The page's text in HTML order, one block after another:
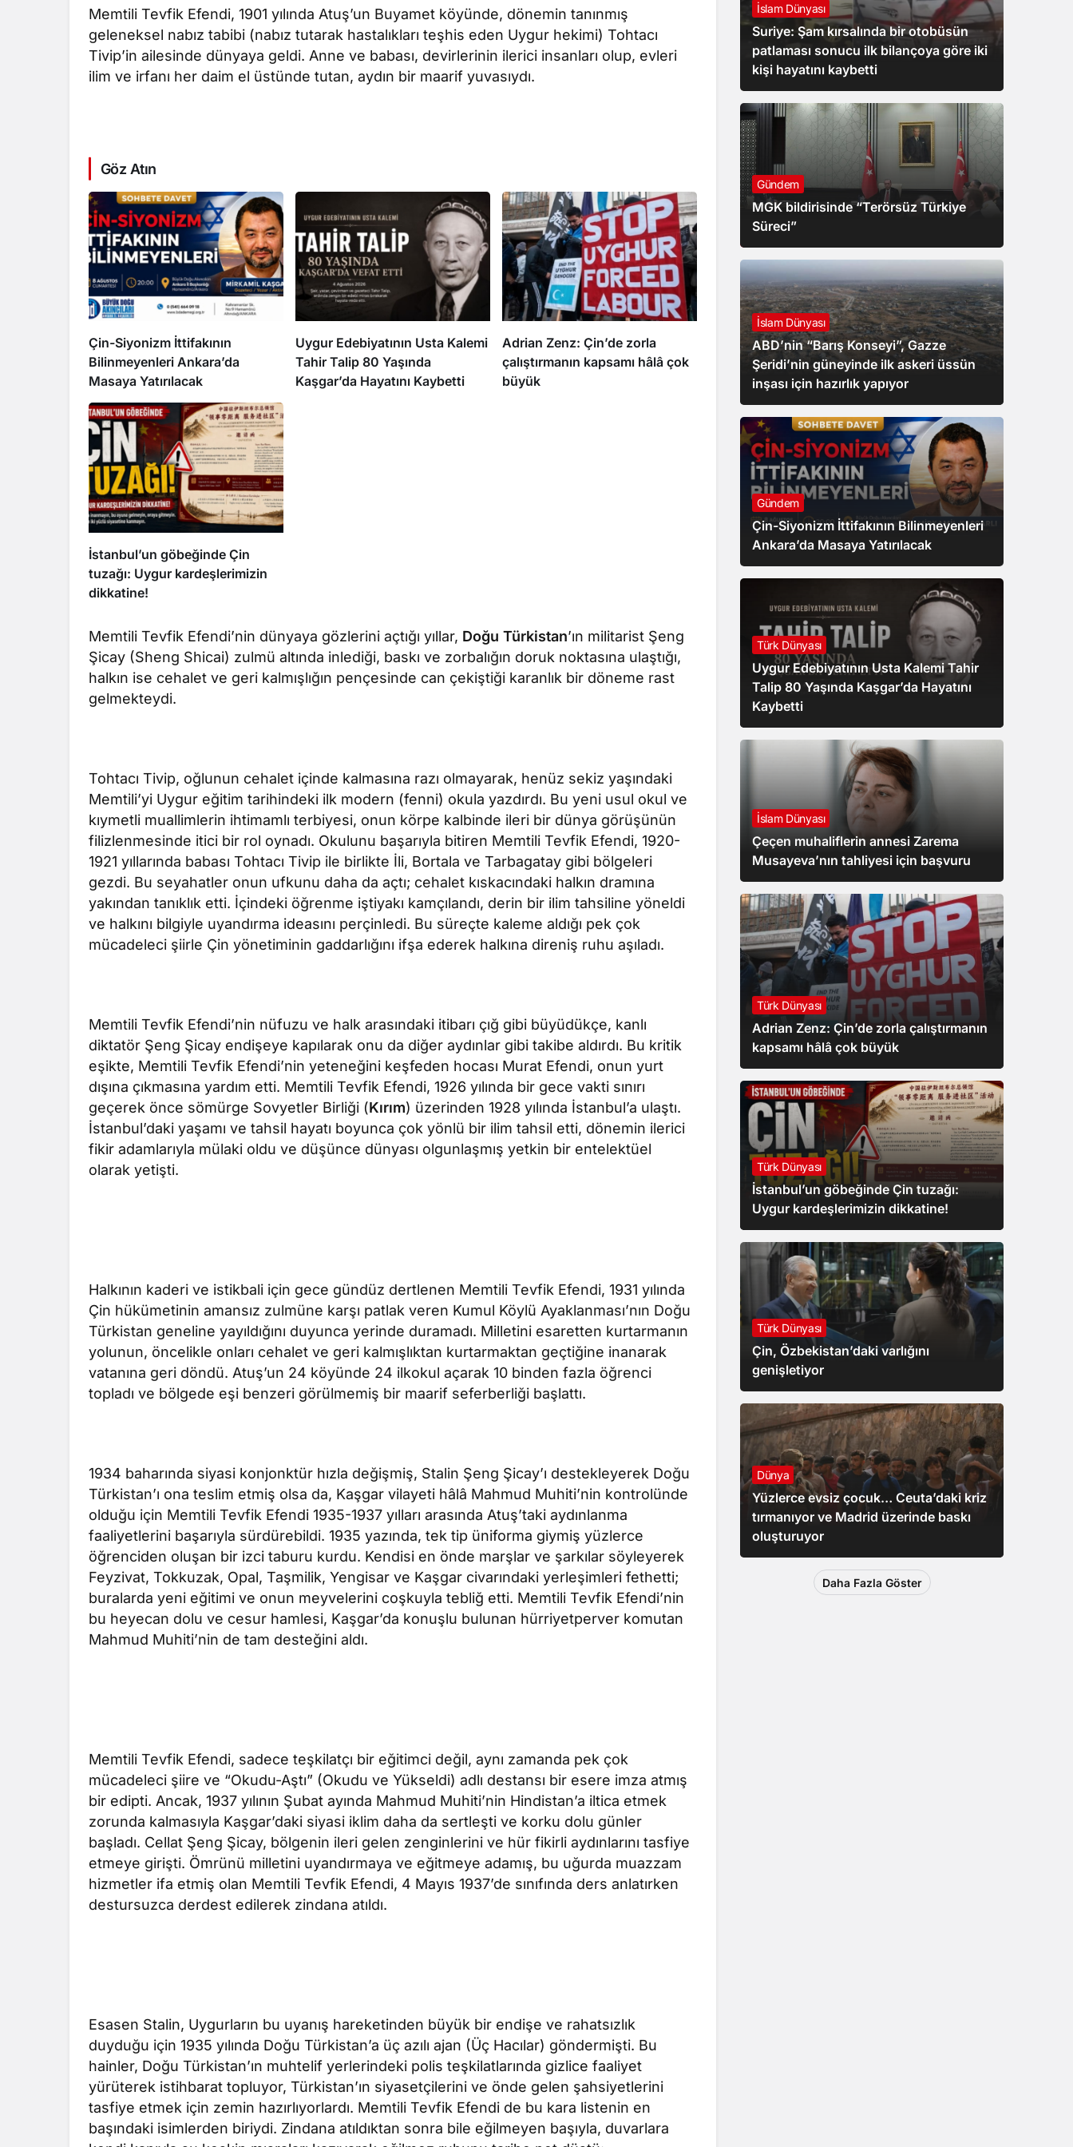
Memtili Tevfik Efendi, 1901 yılında Atuş’un Buyamet köyünde, dönemin tanınmış
geleneksel nabız tabibi (nabız tutarak hastalıkları teşhis eden Uygur hekimi) Tohtacı
Tivip’in ailesinde dünyaya geldi. Anne ve babası, devirlerinin ilerici insanları olup, evleri
ilim ve irfanı her daim el üstünde tutan, aydın bir maarif yuvasıydı.
Göz Atın
Çin-Siyonizm İttifakının
Bilinmeyenleri Ankara’da
Masaya Yatırılacak
Uygur Edebiyatının Usta Kalemi
Tahir Talip 80 Yaşında
Kaşgar’da Hayatını Kaybetti
Adrian Zenz: Çin’de zorla
çalıştırmanın kapsamı hâlâ çok
büyük
İstanbul’un göbeğinde Çin
tuzağı: Uygur kardeşlerimizin
dikkatine!
Memtili Tevfik Efendi’nin dünyaya gözlerini açtığı yıllar, Doğu Türkistan’ın militarist Şeng
Şicay (Sheng Shicai) zulmü altında inlediği, baskı ve zorbalığın doruk noktasına ulaştığı,
halkın ise cehalet ve geri kalmışlığın pençesinde can çekiştiği karanlık bir döneme rast
gelmekteydi.
Tohtacı Tivip, oğlunun cehalet içinde kalmasına razı olmayarak, henüz sekiz yaşındaki
Memtili’yi Uygur eğitim tarihindeki ilk modern (fenni) okula yazdırdı. Bu yeni usul okul ve
kıymetli muallimlerin ihtimamlı terbiyesi, onun körpe kalbinde ileri bir dünya görüşünün
filizlenmesinde itici bir rol oynadı. Okulunu başarıyla bitiren Memtili Tevfik Efendi, 1920-
1921 yıllarında babası Tohtacı Tivip ile birlikte İli, Bortala ve Tarbagatay gibi bölgeleri
gezdi. Bu seyahatler onun ufkunu daha da açtı; cehalet kıskacındaki halkın dramına
yakından tanıklık etti. İçindeki öğrenme iştiyakı kamçılandı, derin bir ilim tahsiline yöneldi
ve halkını bilgiyle uyandırma ideasını perçinledi. Bu süreçte kaleme aldığı pek çok
mücadeleci şiirle Çin yönetiminin gaddarlığını ifşa ederek halkına direniş ruhu aşıladı.
Memtili Tevfik Efendi’nin nüfuzu ve halk arasındaki itibarı çığ gibi büyüdükçe, kanlı
diktatör Şeng Şicay endişeye kapılarak onu da diğer aydınlar gibi takibe aldırdı. Bu kritik
eşikte, Memtili Tevfik Efendi’nin yeteneğini keşfeden hocası Murat Efendi, onun yurt
dışına çıkmasına yardım etti. Memtili Tevfik Efendi, 1926 yılında bir gece vakti sınırı
geçerek önce sömürge Sovyetler Birliği (Kırım) üzerinden 1928 yılında İstanbul’a ulaştı.
İstanbul’daki yaşamı ve tahsil hayatı boyunca çok yönlü bir ilim tahsil etti, dönemin ilerici
fikir adamlarıyla mülaki oldu ve düşünce dünyası olgunlaşmış yetkin bir entelektüel
olarak yetişti.
Halkının kaderi ve istikbali için gece gündüz dertlenen Memtili Tevfik Efendi, 1931 yılında
Çin hükümetinin amansız zulmüne karşı patlak veren Kumul Köylü Ayaklanması’nın Doğu
Türkistan geneline yayıldığını duyunca yerinde duramadı. Milletini esaretten kurtarmanın
yolunun, öncelikle onları cehalet ve geri kalmışlıktan kurtarmaktan geçtiğine inanarak
vatanına geri döndü. Atuş’un 24 köyünde 24 ilkokul açarak 10 binden fazla öğrenci
topladı ve bölgede eşi benzeri görülmemiş bir maarif seferberliği başlattı.
1934 baharında siyasi konjonktür hızla değişmiş, Stalin Şeng Şicay’ı destekleyerek Doğu
Türkistan’ı ona teslim etmiş olsa da, Kaşgar vilayeti hâlâ Mahmud Muhiti’nin kontrolünde
olduğu için Memtili Tevfik Efendi 1935-1937 yılları arasında Atuş’taki aydınlanma
faaliyetlerini başarıyla sürdürebildi. 1935 yazında, tek tip üniforma giymiş yüzlerce
öğrenciden oluşan bir izci taburu kurdu. Kendisi en önde marşlar ve şarkılar söyleyerek
Feyzivat, Tokkuzak, Opal, Taşmilik, Yengisar ve Kaşgar civarındaki yerleşimleri fethetti;
buralarda yeni eğitimi ve onun meyvelerini coşkuyla tebliğ etti. Memtili Tevfik Efendi’nin
bu heyecan dolu ve cesur hamlesi, Kaşgar’da konuşlu bulunan hürriyetperver komutan
Mahmud Muhiti’nin de tam desteğini aldı.
Memtili Tevfik Efendi, sadece teşkilatçı bir eğitimci değil, aynı zamanda pek çok
mücadeleci şiire ve “Okudu-Aştı” (Okudu ve Yükseldi) adlı destansı bir esere imza atmış
bir edipti. Ancak, 1937 yılının Şubat ayında Mahmud Muhiti’nin Hindistan’a iltica etmek
zorunda kalmasıyla Kaşgar’daki siyasi iklim daha da sertleşti ve korku dolu günler
başladı. Cellat Şeng Şicay, bölgenin ileri gelen zenginlerini ve hür fikirli aydınlarını tasfiye
etmeye girişti. Ömrünü milletini uyandırmaya ve eğitmeye adamış, bu uğurda muazzam
hizmetler ifa etmiş olan Memtili Tevfik Efendi, 4 Mayıs 1937’de sınıfında ders anlatırken
destursuzca derdest edilerek zindana atıldı.
Esasen Stalin, Uygurların bu uyanış hareketinden büyük bir endişe ve rahatsızlık
duyduğu için 1935 yılında Doğu Türkistan’a üç azılı ajan (Üç Hacılar) göndermişti. Bu
hainler, Doğu Türkistan’ın muhtelif yerlerindeki polis teşkilatlarında gizlice faaliyet
yürüterek istihbarat topluyor, Türkistan’ın siyasetçilerini ve önde gelen şahsiyetlerini
tasfiye etmek için zemin hazırlıyorlardı. Memtili Tevfik Efendi de bu kara listenin en
başındaki isimlerden biriydi. Zindana atıldıktan sonra bile eğilmeyen başıyla, duvarlara
İslam Dünyası
Suriye: Şam kırsalında bir otobüsün
patlaması sonucu ilk bilançoya göre iki
kişi hayatını kaybetti
Gündem
MGK bildirisinde “Terörsüz Türkiye
Süreci”
İslam Dünyası
ABD’nin “Barış Konseyi”, Gazze
Şeridi’nin güneyinde ilk askeri üssün
inşası için hazırlık yapıyor
Gündem
Çin-Siyonizm İttifakının Bilinmeyenleri
Ankara’da Masaya Yatırılacak
Türk Dünyası
Uygur Edebiyatının Usta Kalemi Tahir
Talip 80 Yaşında Kaşgar’da Hayatını
Kaybetti
İslam Dünyası
Çeçen muhaliflerin annesi Zarema
Musayeva’nın tahliyesi için başvuru
Türk Dünyası
Adrian Zenz: Çin’de zorla çalıştırmanın
kapsamı hâlâ çok büyük
Türk Dünyası
İstanbul’un göbeğinde Çin tuzağı:
Uygur kardeşlerimizin dikkatine!
Türk Dünyası
Çin, Özbekistan’daki varlığını
genişletiyor
Dünya
Yüzlerce evsiz çocuk… Ceuta’daki kriz
tırmanıyor ve Madrid üzerinde baskı
oluşturuyor
Daha Fazla Göster